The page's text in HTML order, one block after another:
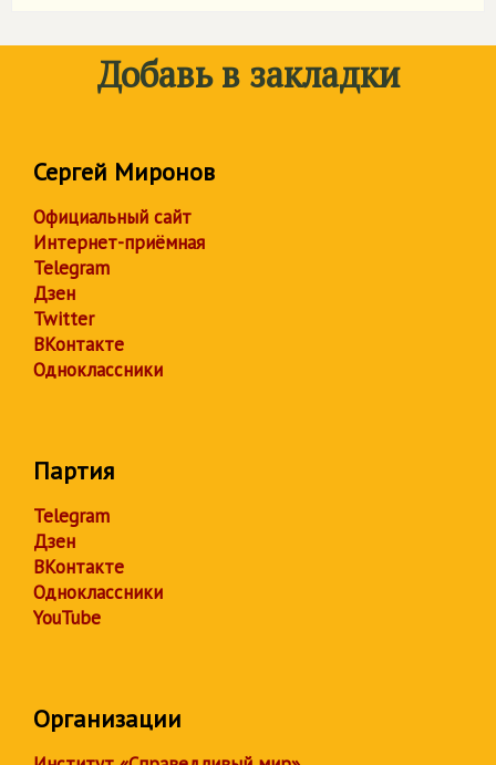
Добавь в закладки
Сергей Миронов
Официальный сайт
Интернет-приёмная
Telegram
Дзен
Twitter
ВКонтакте
Одноклассники
Партия
Telegram
Дзен
ВКонтакте
Одноклассники
YouTube
Организации